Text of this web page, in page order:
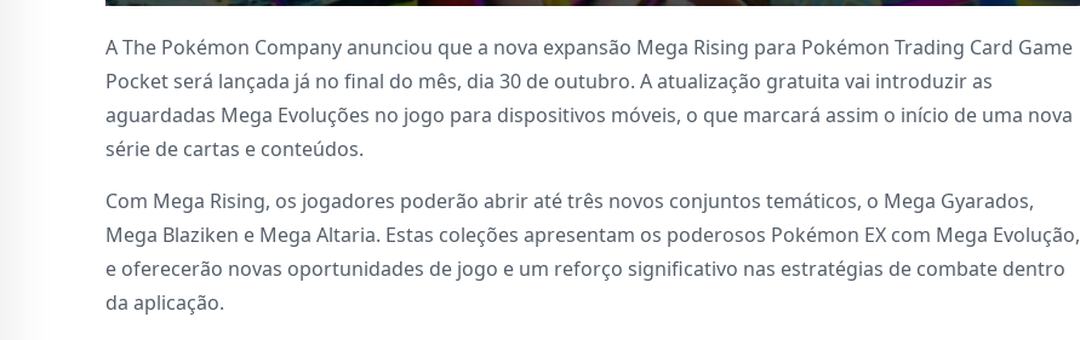
A The Pokémon Company anunciou que a nova expansão Mega Rising para Pokémon Trading Card Game
Pocket será lançada já no final do mês, dia 30 de outubro. A atualização gratuita vai introduzir as
aguardadas Mega Evoluções no jogo para dispositivos móveis, o que marcará assim o início de uma nova
série de cartas e conteúdos.
Com Mega Rising, os jogadores poderão abrir até três novos conjuntos temáticos, o Mega Gyarados,
Mega Blaziken e Mega Altaria. Estas coleções apresentam os poderosos Pokémon EX com Mega Evolução,
e oferecerão novas oportunidades de jogo e um reforço significativo nas estratégias de combate dentro
da aplicação.